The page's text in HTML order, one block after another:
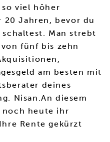
viel höher
20 Jahren, bevor du
Man strebt
fünf bis zehn
am besten mit
deines
Nisan.An diesem
noch heute ihr
Rente gekürzt